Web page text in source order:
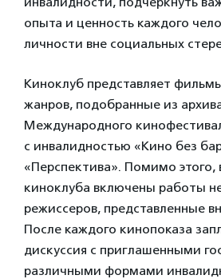
опыта и ценность каждого
личности вне социальных
Киноклуб представляет
жанров, подобранные из
Международного
с инвалидностью «Кино без
«Перспектива». Помимо этого,
киноклуба включены работы
режиссеров, представленные
После каждого кинопоказа
дискуссия с приглашенными
различными формами